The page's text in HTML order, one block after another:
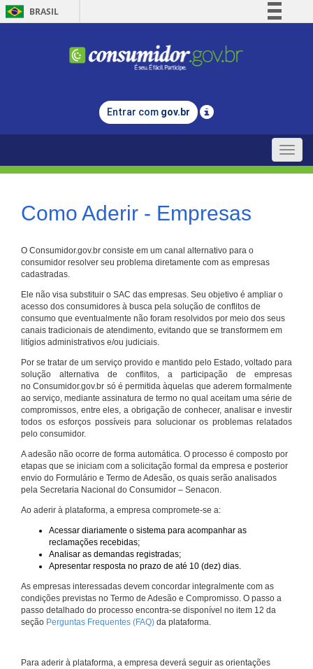
BRASIL
Comunica BR
Legislação
Entrar com gov.br
Toggle
Como Aderir - Empresas
O Consumidor.gov.br consiste em um canal alternativo para o
consumidor resolver seu problema diretamente com as empresas
cadastradas.
Ele não visa substituir o SAC das empresas. Seu objetivo é ampliar o
acesso dos consumidores à busca pela solução de conflitos de
consumo que eventualmente não foram resolvidos por meio dos seus
canais tradicionais de atendimento, evitando que se transformem em
litígios administrativos e/ou judiciais.
Por se tratar de um serviço provido e mantido pelo Estado, voltado para
solução alternativa de conflitos, a participação de empresas
no Consumidor.gov.br só é permitida àquelas que aderem formalmente
ao serviço, mediante assinatura de termo no qual aceitam uma série de
compromissos, entre eles, a obrigação de conhecer, analisar e investir
todos os esforços possíveis para solucionar os problemas relatados
pelo consumidor.
A adesão não ocorre de forma automática. O processo é composto por
etapas que se iniciam com a solicitação formal da empresa e posterior
envio do Formulário e Termo de Adesão, os quais serão analisados
pela Secretaria Nacional do Consumidor – Senacon.
Ao aderir à plataforma, a empresa compromete-se a:
Acessar diariamente o sistema para acompanhar as
reclamações recebidas;
Analisar as demandas registradas;
Apresentar resposta no prazo de até 10 (dez) dias.
As empresas interessadas devem concordar integralmente com as
condições previstas no Termo de Adesão e Compromisso. O passo a
passo detalhado do processo encontra-se disponível no item 12 da
seção Perguntas Frequentes (FAQ) da plataforma.
Para aderir à plataforma, a empresa deverá seguir as orientações